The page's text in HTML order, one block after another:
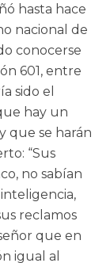
hasta hace
nacional de
conocerse
601, entre
sido el
hay un
que se harán
“Sus
no sabían
reclamos
que en
igual al